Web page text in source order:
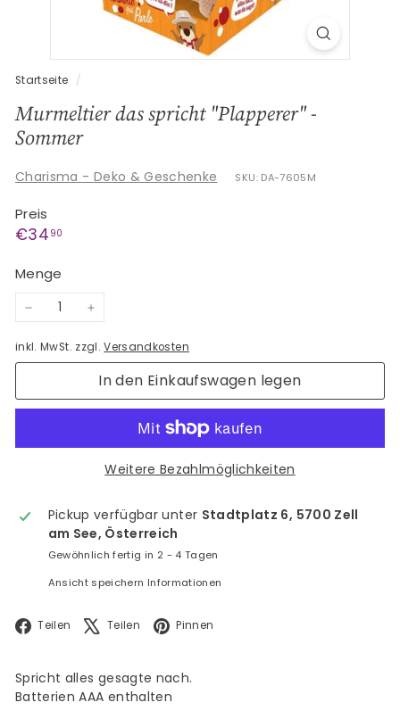
c
h
e
n
k
Startseite /
Murmeltier das spricht "Plapperer" -
Sommer
Charisma - Deko & Geschenke SKU: DA-7605M
Preis
Normaler
€34 90
Menge
− +
inkl. MwSt. zzgl.Versandkosten
In den Einkaufswagen legen
Weitere Bezahlmöglichkeiten
Pickup verfügbar unter Stadtplatz 6, 5700 Zell
am See, Österreich
Gewöhnlich fertig in 2 - 4 Tagen
Ansicht speichern Informationen
Teilen Facebook
Teilen X Pinnen
Spricht alles gesagte nach.
Batterien AAA enthalten